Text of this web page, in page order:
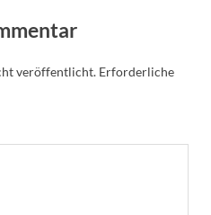
veröffentlicht. Erforderliche